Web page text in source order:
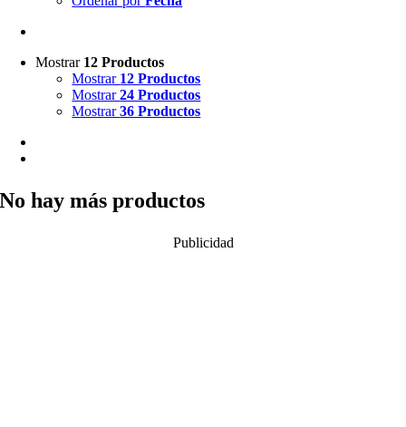
Mostrar 12 Productos
Mostrar 12 Productos
Mostrar24 Productos
Mostrar36 Productos
No hay más productos
Publicidad